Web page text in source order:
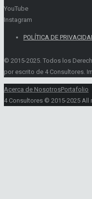
YouTube
Instagram
POLÍTICA DE
© 2015-2025. Todos los
por escrito de 4 Consultores.
Acerca de NosotrosPortafolio
4 Consultores © 2015-2025